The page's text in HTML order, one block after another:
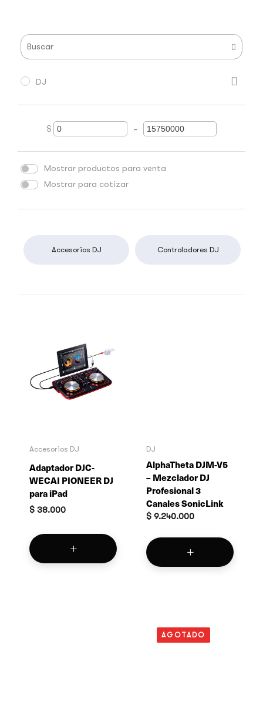
DJ
$
Minimum Price
-
Maximum Price
Mostrar productos para venta
Mostrar para cotizar
Accesorios DJ
Adaptador DJC-
WECAI PIONEER DJ
para iPad
$ 38.000
DJ
AlphaTheta DJM-V5
– Mezclador DJ
Profesional 3
Canales SonicLink
$ 9.240.000
AGOTADO
Accesorios DJ Controladores DJ